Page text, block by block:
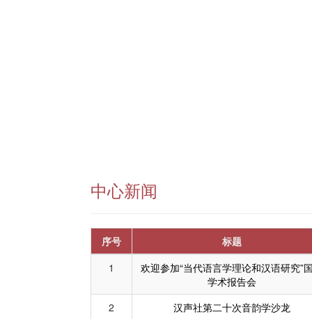
中心新闻
序号
标题
1
欢迎参加“当代语言学理论和汉语研究”
学术报告会
2
汉声社第二十次音韵学沙龙